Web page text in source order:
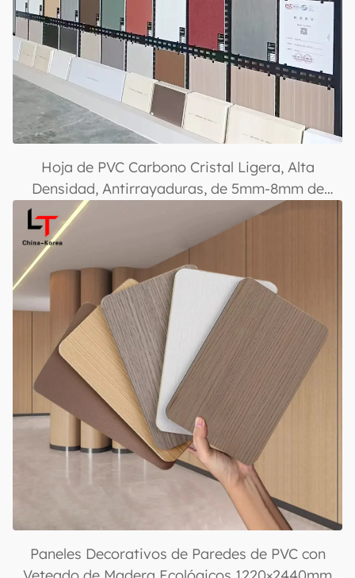
Hoja de PVC Carbono Cristal Ligera, Alta
Densidad, Antirrayaduras, de 5mm-8mm de
Grosor para Decoración de Baños en Hoteles
Comerciales, Resistente al Fuego, Panel de Pared
Duradero Clase B1
Paneles Decorativos de Paredes de PVC con